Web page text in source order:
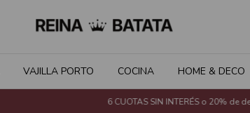
VAJILLA PORTO COCINA HOME & DECO
6 CUOTAS SIN INTERÉS o 20% de